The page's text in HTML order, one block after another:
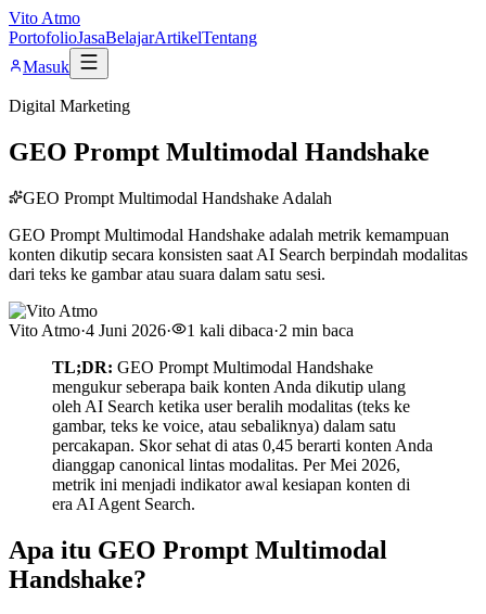
Vito Atmo
PortofolioJasaBelajarArtikelTentang
Masuk
Digital Marketing
GEO Prompt Multimodal Handshake
GEO Prompt Multimodal Handshake Adalah
GEO Prompt Multimodal Handshake adalah metrik kemampuan
konten dikutip secara konsisten saat AI Search berpindah modalitas
dari teks ke gambar atau suara dalam satu sesi.
Vito Atmo·4 Juni 2026· 1 kali dibaca·2 min baca
TL;DR: GEO Prompt Multimodal Handshake
mengukur seberapa baik konten Anda dikutip ulang
oleh AI Search ketika user beralih modalitas (teks ke
gambar, teks ke voice, atau sebaliknya) dalam satu
percakapan. Skor sehat di atas 0,45 berarti konten Anda
dianggap canonical lintas modalitas. Per Mei 2026,
metrik ini menjadi indikator awal kesiapan konten di
era AI Agent Search.
Apa itu GEO Prompt Multimodal
Handshake?